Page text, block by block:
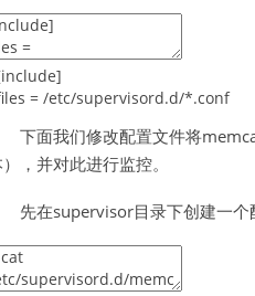
include]
= /etc/supervisord.d/*.conf
下面我们修改配置文件将
，并对此进行监控。
先在supervisor目录下创建一个